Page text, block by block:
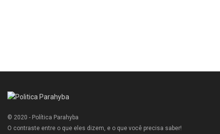
© 2020 - Política Parahyba
O contraste entre o que eles dizem, e o que você precisa saber!